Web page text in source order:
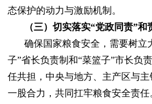
态保护的动力与激励机制。
（三）切实落实“党政同责”和
确保国家粮食安全，需要树立
子”省长负责制和“菜篮子”市长负
任共担，中央与地方、主产区与
一股合力，共同扛牢粮食安全责任